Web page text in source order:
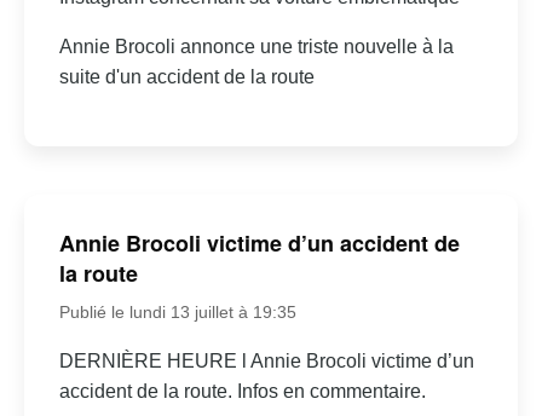
Annie Brocoli annonce une triste nouvelle à la
suite d'un accident de la route
Annie Brocoli victime d’un accident de
la route
Publié le lundi 13 juillet à 19:35
DERNIÈRE HEURE l Annie Brocoli victime d’un
accident de la route. Infos en commentaire.